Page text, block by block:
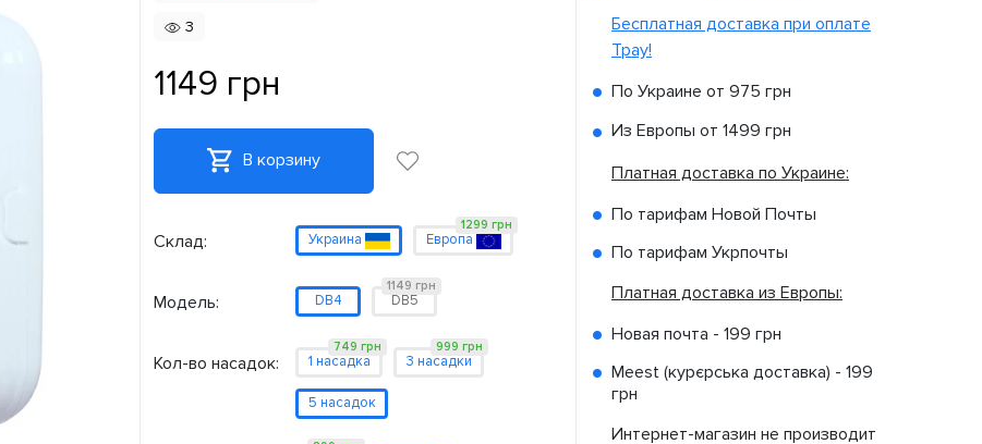
3
1149 грн
В корзину
Склад: Украина Европа
1299 грн
Модель: DB4 DB5
1149 грн
Кол-во насадок: 1 насадка
749 грн
3 насадки
999 грн
5 насадок
Бесплатная доставка при оплате
Tpay!
По Украине от 975 грн
Из Европы от 1499 грн
Платная доставка по Украине:
По тарифам Новой Почты
По тарифам Укрпочты
Платная доставка из Европы:
Новая почта - 199 грн
Meest (курєрська доставка) - 199
грн
Интернет-магазин не производит